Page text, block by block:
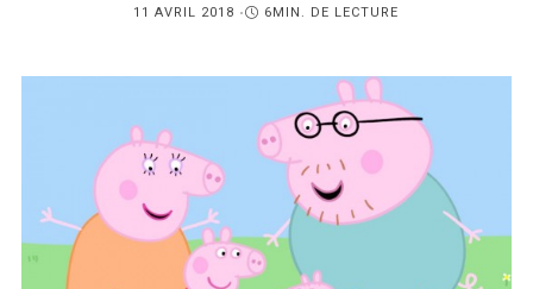
PUBLIÉ
11 AVRIL 2018 6MIN. DE LECTURE